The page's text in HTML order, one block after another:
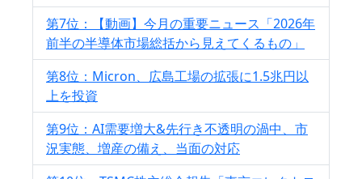
第7位：【動画】今月の重要ニュース「2026年
前半の半導体市場総括から見えてくるもの」
第8位：Micron、広島工場の拡張に1.5兆円以
上を投資
第9位：AI需要増大&先行き不透明の渦中、市
況実態、増産の備え、当面の対応